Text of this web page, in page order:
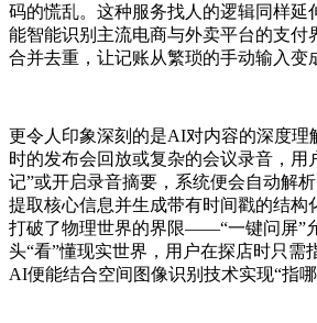
码的慌乱。这种服务找人的逻辑同样延
能智能识别主流电商与外卖平台的支付
合并去重，让记账从繁琐的手动输入变
更令人印象深刻的是AI对内容的深度理
时的发布会回放或复杂的会议录音，用
记”或开启录音摘要，系统便会自动解
提取核心信息并生成带有时间戳的结构
打破了物理世界的界限——“一键问屏”
头“看”懂现实世界，用户在探店时只需
AI便能结合空间图像识别技术实现“指哪